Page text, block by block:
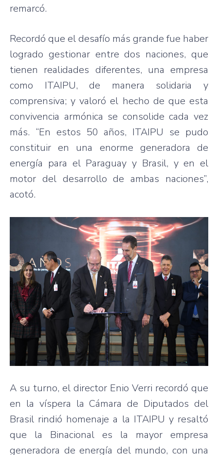
remarcó.
Recordó que el desafío más grande fue haber
logrado gestionar entre dos naciones, que
tienen realidades diferentes, una empresa
como ITAIPU, de manera solidaria y
comprensiva; y valoró el hecho de que esta
convivencia armónica se consolide cada vez
más. “En estos 50 años, ITAIPU se pudo
constituir en una enorme generadora de
energía para el Paraguay y Brasil, y en el
motor del desarrollo de ambas naciones”,
acotó.
A su turno, el director Enio Verri recordó que
en la víspera la Cámara de Diputados del
Brasil rindió homenaje a la ITAIPU y resaltó
que la Binacional es la mayor empresa
generadora de energía del mundo, con una